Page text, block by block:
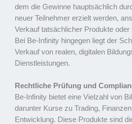
dem die Gewinne hauptsächlich
neuer Teilnehmer erzielt werden,
Verkauf tatsächlicher Produkte oder
Bei Be-Infinity hingegen liegt der
Verkauf von realen, digitalen
Dienstleistungen.
Rechtliche Prüfung und
Be-Infinity bietet eine Vielzahl von
darunter Kurse zu Trading,
Entwicklung. Diese Produkte sind